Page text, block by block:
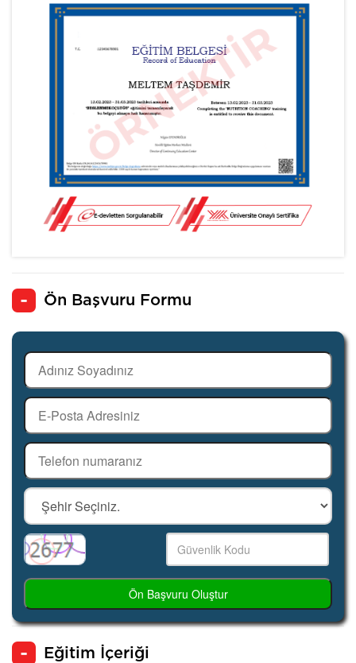
Ön Başvuru Formu
Ön Başvuru Oluştur
Eğitim İçeriği